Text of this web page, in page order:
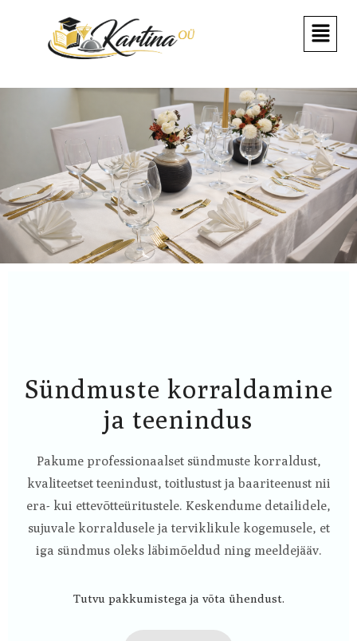
Sündmuste korraldamine
ja teenindus
Pakume professionaalset sündmuste korraldust,
kvaliteetset teenindust, toitlustust ja baariteenust nii
era- kui ettevõtteüritustele. Keskendume detailidele,
sujuvale korraldusele ja terviklikule kogemusele, et
iga sündmus oleks läbimõeldud ning meeldejääv.
Tutvu pakkumistega ja võta ühendust.